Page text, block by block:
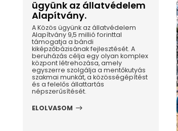
ügyünk az állatvédelem
Alapítvány.
A Közös ügyünk az állatvédelem
Alapítvány 9,5 millió forinttal
támogatja a bándi
kiképzőbázisának fejlesztését. A
beruházás célja egy olyan komplex
központ létrehozása, amely
egyszerre szolgálja a mentőkutyás
szakmai munkát, a közösségépítést
és a felelős állattartás
népszerűsítését.
ELOLVASOM